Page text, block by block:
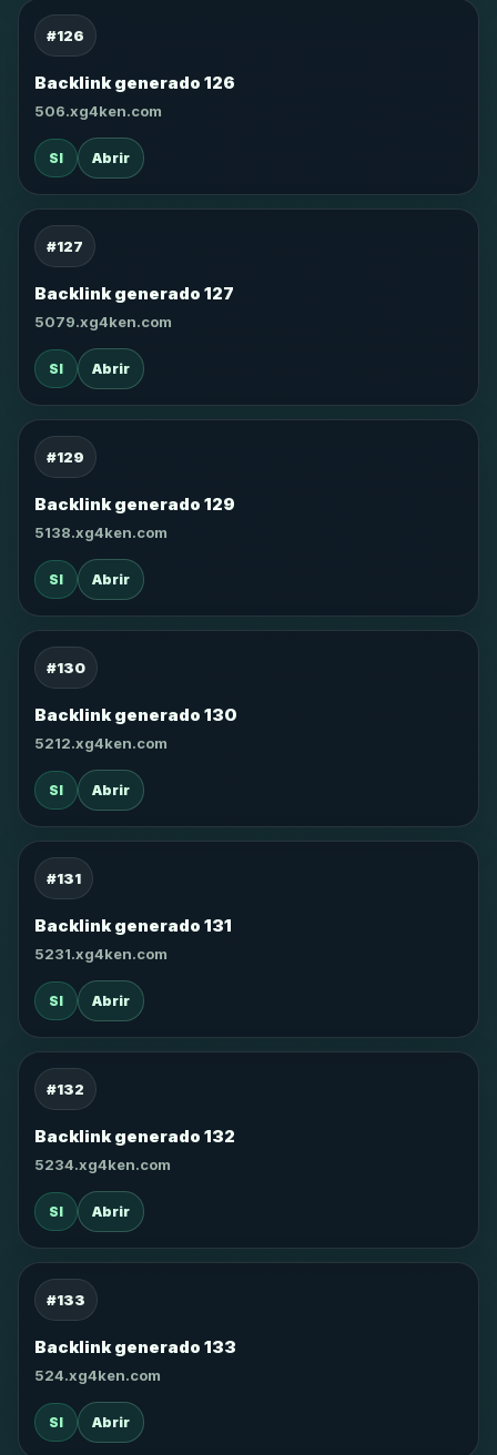
#126
Backlink generado 126
506.xg4ken.com
SI Abrir
#127
Backlink generado 127
5079.xg4ken.com
SI Abrir
#129
Backlink generado 129
5138.xg4ken.com
SI Abrir
#130
Backlink generado 130
5212.xg4ken.com
SI Abrir
#131
Backlink generado 131
5231.xg4ken.com
SI Abrir
#132
Backlink generado 132
5234.xg4ken.com
SI Abrir
#133
Backlink generado 133
524.xg4ken.com
SI Abrir